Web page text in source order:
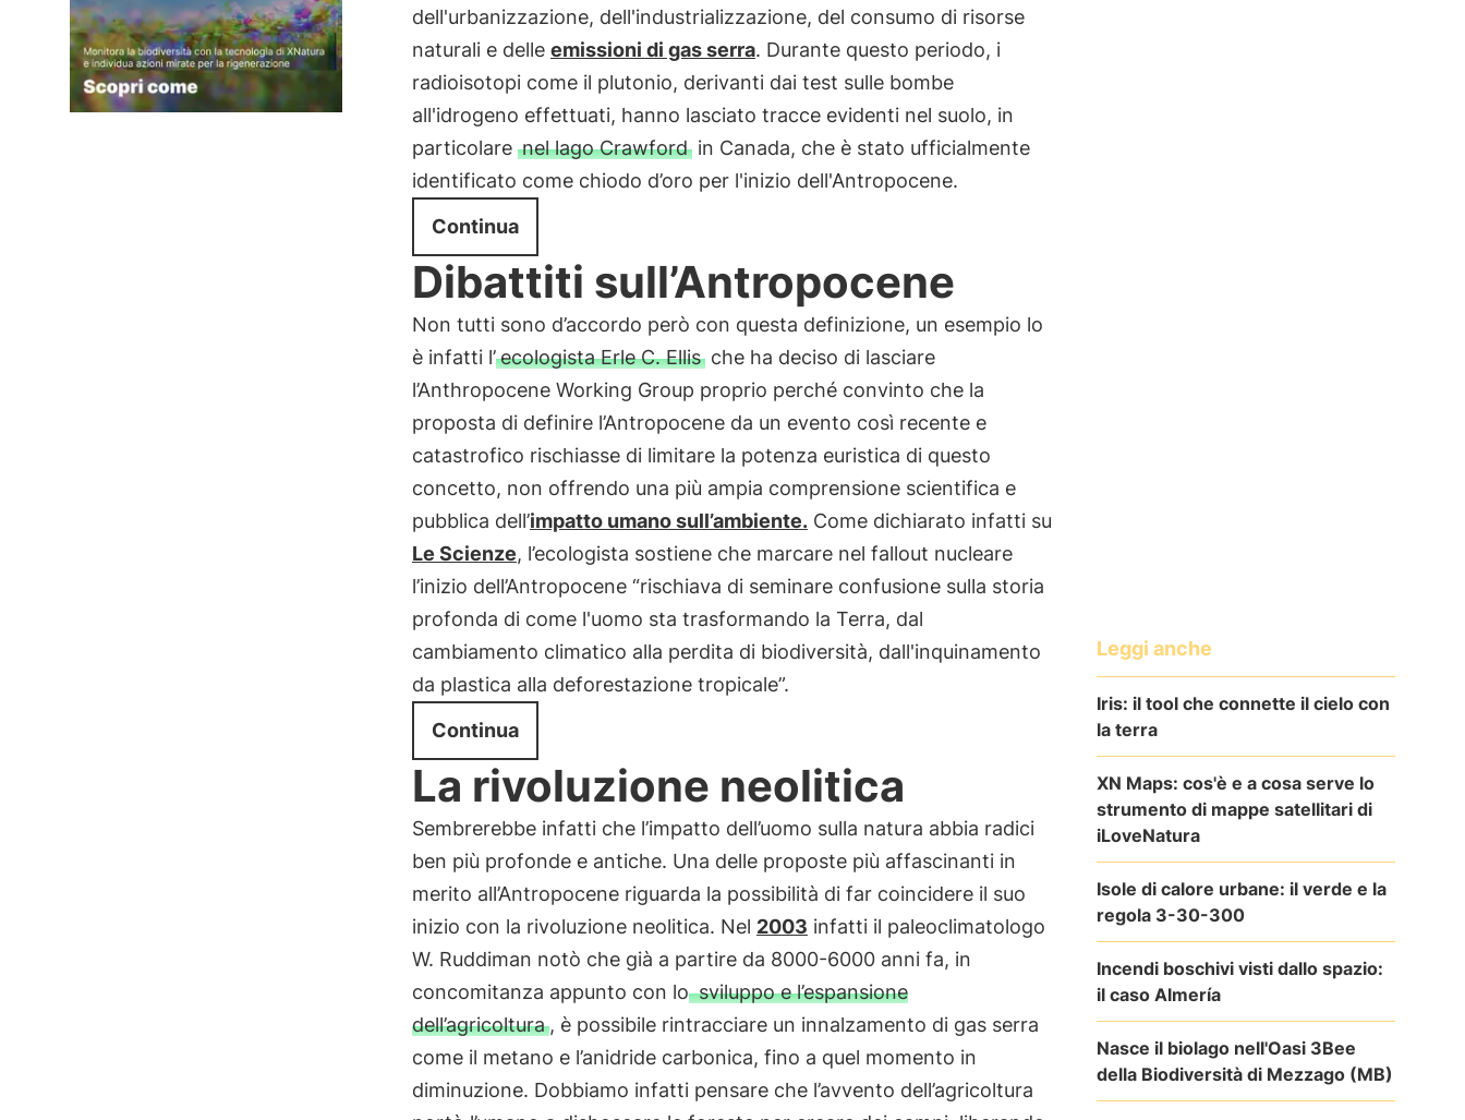
dell'urbanizzazione, dell'industrializzazione, del consumo di risorse
naturali e delle emissioni di gas serra. Durante questo periodo, i
radioisotopi come il plutonio, derivanti dai test sulle bombe
all'idrogeno effettuati, hanno lasciato tracce evidenti nel suolo, in
particolare nel lago Crawford in Canada, che è stato ufficialmente
identificato come chiodo d’oro per l'inizio dell'Antropocene.
Continua
Dibattiti sull’Antropocene
Non tutti sono d’accordo però con questa definizione, un esempio lo
è infatti l’ecologista Erle C. Ellische ha deciso di lasciare
l’Anthropocene Working Group proprio perché convinto che la
proposta di definire l’Antropocene da un evento così recente e
catastrofico rischiasse di limitare la potenza euristica di questo
concetto, non offrendo una più ampia comprensione scientifica e
pubblica dell’impatto umano sull’ambiente.Come dichiarato infatti su
Le Scienze, l’ecologista sostiene che marcare nel fallout nucleare
l’inizio dell’Antropocene “rischiava di seminare confusione sulla storia
profonda di come l'uomo sta trasformando la Terra, dal
cambiamento climatico alla perdita di biodiversità, dall'inquinamento
da plastica alla deforestazione tropicale”.
Continua
La rivoluzione neolitica
Sembrerebbe infatti che l’impatto dell’uomo sulla natura abbia radici
ben più profonde e antiche. Una delle proposte più affascinanti in
merito all’Antropocene riguarda la possibilità di far coincidere il suo
inizio con la rivoluzione neolitica. Nel 2003 infatti il paleoclimatologo
W. Ruddiman notò che già a partire da 8000-6000 anni fa, in
concomitanza appunto con lo sviluppo e l’espansione
dell’agricoltura, è possibile rintracciare un innalzamento di gas serra
come il metano e l’anidride carbonica, fino a quel momento in
diminuzione. Dobbiamo infatti pensare che l’avvento dell’agricoltura
Leggi anche
Iris: il tool che connette il cielo con
la terra
XN Maps: cos'è e a cosa serve lo
strumento di mappe satellitari di
iLoveNatura
Isole di calore urbane: il verde e la
regola 3-30-300
Incendi boschivi visti dallo spazio:
il caso Almería
Nasce il biolago nell'Oasi 3Bee
della Biodiversità di Mezzago (MB)